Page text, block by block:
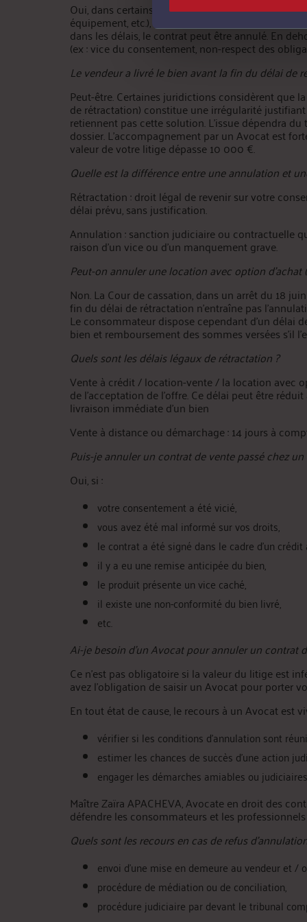
Oui, dans certains cas. Si vous avez acheté un
équipement, etc.), vous bénéficiez généralement
dans les délais, le contrat peut être annulé. En
(ex : vice du consentement, non-respect des
Le vendeur a livré le bien avant la fin du délai de
Peut-être. Certaines juridictions considèrent que
de rétractation) constitue une irrégularité
retiennent pas cette solution. L’issue dépendra
dossier. L’accompagnement par un Avocat est
valeur de votre litige dépasse 10 000 €.
Quelle est la différence entre une annulation et
Rétractation : droit légal de revenir sur votre
délai prévu, sans justification.
Annulation : sanction judiciaire ou contractuelle
raison d’un vice ou d’un manquement grave.
Peut-on annuler une location avec option
Non. La Cour de cassation, dans un arrêt du 18
fin du délai de rétractation n'entraîne pas
Le consommateur dispose cependant d’un délai
bien et remboursement des sommes versées s’il
Quels sont les délais légaux de rétractation ?
Vente à crédit / location-vente / la location avec
de l’acceptation de l’offre. Ce délai peut être
livraison immédiate d’un bien
Vente à distance ou démarchage : 14 jours à
Puis-je annuler un contrat de vente passé chez
Oui, si :
votre consentement a été vicié,
vous avez été mal informé sur vos droits,
le contrat a été signé dans le cadre d’un
il y a eu une remise anticipée du bien,
le produit présente un vice caché,
il existe une non-conformité du bien livré,
etc.
Ai-je besoin d’un Avocat pour annuler un contrat
Ce n’est pas obligatoire si la valeur du litige est
avez l’obligation de saisir un Avocat pour porter
En tout état de cause, le recours à un Avocat est
vérifier si les conditions d’annulation sont
estimer les chances de succès d’une action
engager les démarches amiables ou
Maître Zaïra APACHEVA, Avocate en droit des
défendre les consommateurs et les
Quels sont les recours en cas de refus
envoi d’une mise en demeure au vendeur et /
procédure de médiation ou de conciliation,
procédure judiciaire par devant le tribunal